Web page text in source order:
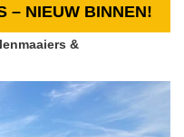
– NIEUW BINNEN!
&